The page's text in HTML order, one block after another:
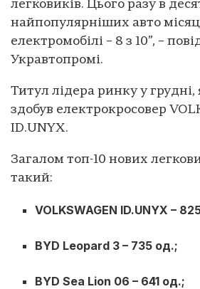
легковиків. Цього разу в
найпопулярніших авто
електромобілі – 8 з 10”, –
Укравтопромі.
Титул лідера ринку у грудні,
здобув електрокросовер
ID.UNYX.
Загалом топ-10 нових
такий:
VOLKSWAGEN ID.UNYX –
BYD Leopard 3 – 735 од.;
BYD Sea Lion 06 – 641 од.;